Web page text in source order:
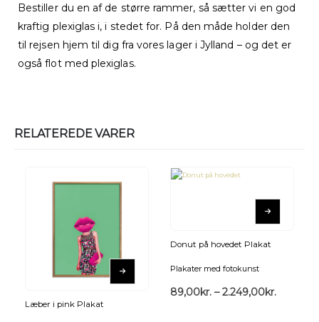
Bestiller du en af de større rammer, så sætter vi en god
kraftig plexiglas i, i stedet for. På den måde holder den
til rejsen hjem til dig fra vores lager i Jylland – og det er
også flot med plexiglas.
RELATEREDE VARER
Læber i pink Plakat
Donut på hovedet Plakat
Plakater med fotokunst
89,00kr. – 2.249,00kr.